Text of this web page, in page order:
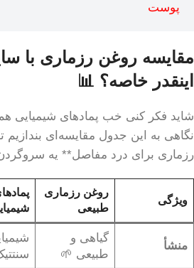
پوست
مقایسه روغن رزماری با
اینقدر خاصه؟ 📊
شاید فکر کنی خب پمادهای شیمیایی هم
نگاهی به این جدول مقایسه‌ای
رزماری برای درد مفاصل** یه سروگردن
ویژگی
روغن رزماری
طبیعی
منشأ
گیاهی و
طبیعی 🌱